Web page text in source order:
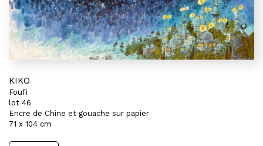
KIKO
Foufi
lot 46
Encre de Chine et gouache sur papier
71 x 104 cm